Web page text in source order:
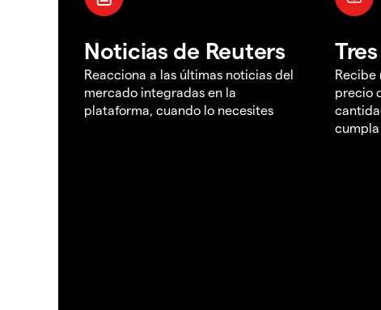
Noticias de Reuters
Reacciona a las últimas noticias del
mercado integradas en la
plataforma, cuando lo necesites
Recibe
precio